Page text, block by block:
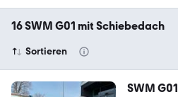
16 SWM G01 mit Schiebedach
Sortieren
SWM